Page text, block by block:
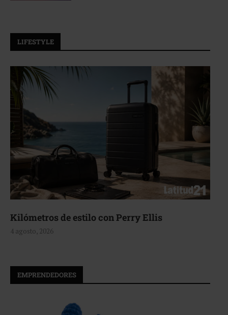
LIFESTYLE
Aerie, texturas que fluyen
4 agosto, 2026
EMPRENDEDORES